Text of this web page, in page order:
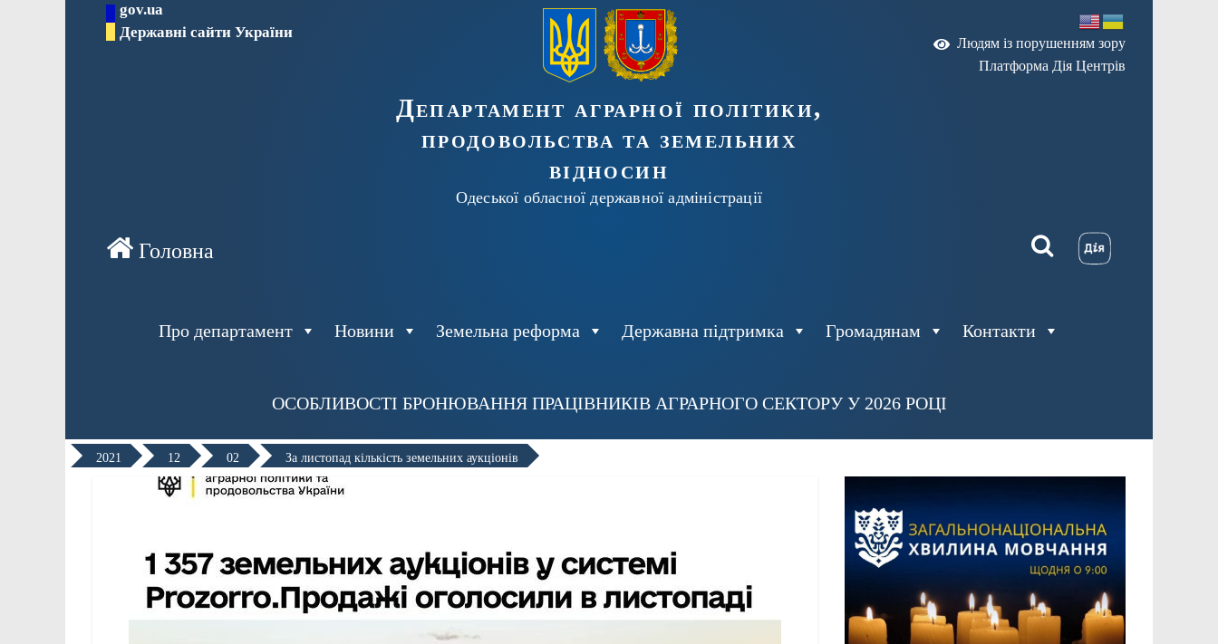
gov.ua
Державні сайти України
Департамент аграрної політики,
продовольства та земельних
відносин
Одеської обласної державної адміністрації
Людям із порушенням зору
Платформа Дія Центрів
Про департамент Новини Земельна реформа Державна підтримка Громадянам Контакти
ОСОБЛИВОСТІ БРОНЮВАННЯ ПРАЦІВНИКІВ АГРАРНОГО СЕКТОРУ У 2026 РОЦІ
2021 12 02 За листопад кількість земельних аукціонів